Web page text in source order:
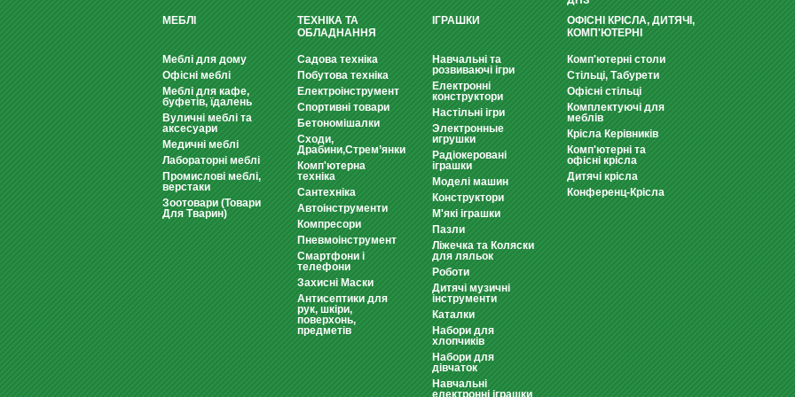
МЕБЛІ
Меблі для дому
Офісні меблі
Меблі для кафе,
буфетів, їдалень
Вуличні меблі та
аксесуари
Медичні меблі
Лабораторні меблі
Промислові меблі,
верстаки
Зоотовари (Товари
Для Тварин)
ТЕХНІКА ТА
ОБЛАДНАННЯ
Садова техніка
Побутова техніка
Електроінструмент
Спортивні товари
Бетономішалки
Сходи,
Драбини,Стрем’янки
Комп'ютерна
техніка
Сантехніка
Автоінструменти
Компресори
Пневмоінструмент
Смартфони і
телефони
Захисні Маски
Антисептики для
рук, шкіри,
поверхонь,
предметів
ІГРАШКИ
Навчальні та
розвиваючі ігри
Електронні
конструктори
Настільні ігри
Электронные
игрушки
Радіокеровані
іграшки
Моделі машин
Конструктори
М'які іграшки
Пазли
Ліжечка та Коляски
для ляльок
Роботи
Дитячі музичні
інструменти
Каталки
Набори для
хлопчиків
Набори для
дівчаток
Навчальні
електронні іграшки
ОФІСНІ КРІСЛА, ДИТЯЧІ,
КОМП'ЮТЕРНІ
Комп'ютерні столи
Стільці, Табурети
Офісні стільці
Комплектуючі для
меблів
Крісла Керівників
Комп'ютерні та
офісні крісла
Дитячі крісла
Конференц-Крісла